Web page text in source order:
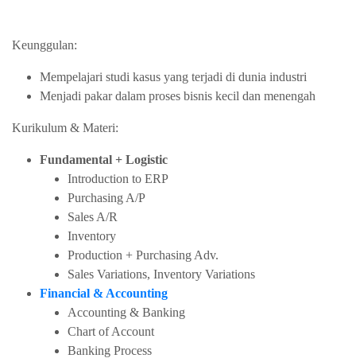
Keunggulan:
Mempelajari studi kasus yang terjadi di dunia industri
Menjadi pakar dalam proses bisnis kecil dan menengah
Kurikulum & Materi:
Fundamental + Logistic
Introduction to ERP
Purchasing A/P
Sales A/R
Inventory
Production + Purchasing Adv.
Sales Variations, Inventory Variations
Financial & Accounting
Accounting & Banking
Chart of Account
Banking Process